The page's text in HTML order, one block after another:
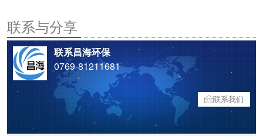
联系与分享
联系昌海环保
0769-81211681
联系我们